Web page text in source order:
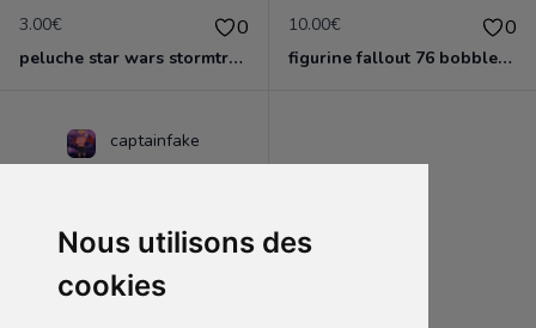
Nous utilisons des
cookies
3.00€ 0
peluche star wars stormtrooper
10.00€ 0
figurine fallout 76 bobblehead perception
captainfake